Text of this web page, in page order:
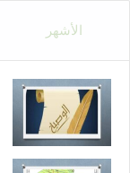
الأشهر